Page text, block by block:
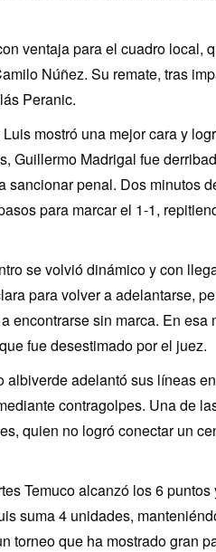
ventaja para el cuadro local,
Núñez. Su remate, tras
Peranic.
mostró una mejor cara y
Guillermo Madrigal fue
sancionar penal. Dos minutos
para marcar el 1-1,
se volvió dinámico y con
para volver a adelantarse,
encontrarse sin marca. En
fue desestimado por el juez.
albiverde adelantó sus líneas
contragolpes. Una de
quien no logró conectar un
Temuco alcanzó los 6
suma 4 unidades,
torneo que ha mostrado gran